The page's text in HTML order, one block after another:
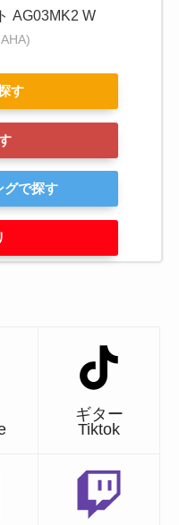
AG03MK2 W
す
グで探す
ギター
Tiktok